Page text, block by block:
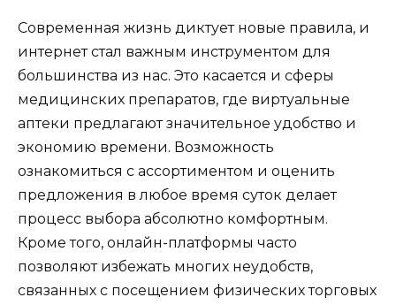
Современная жизнь диктует новые правила, и
интернет стал важным инструментом для
большинства из нас. Это касается и сферы
медицинских препаратов, где виртуальные
аптеки предлагают значительное удобство и
экономию времени. Возможность
ознакомиться с ассортиментом и оценить
предложения в любое время суток делает
процесс выбора абсолютно комфортным.
Кроме того, онлайн-платформы часто
позволяют избежать многих неудобств,
связанных с посещением физических торговых